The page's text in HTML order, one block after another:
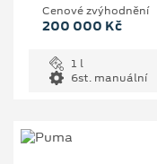
Cenové zvýhodnění
200 000 Kč
1 l
6st. manuální